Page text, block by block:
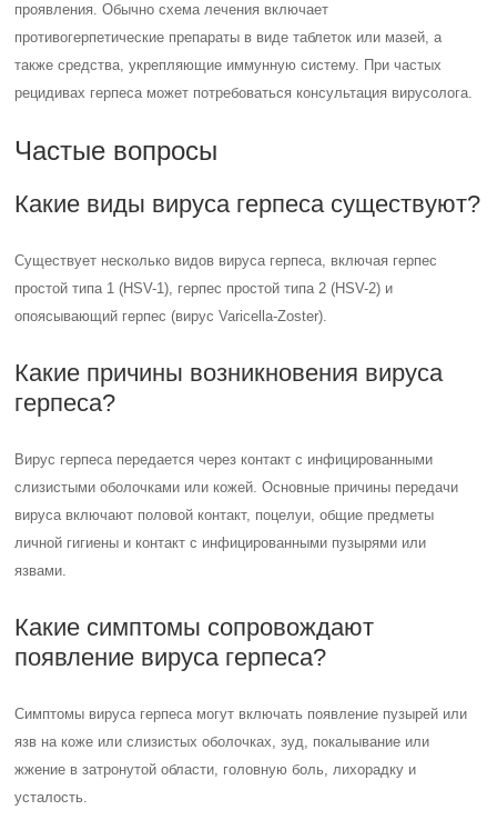
проявления. Обычно схема лечения включает
противогерпетические препараты в виде таблеток или мазей, а
также средства, укрепляющие иммунную систему. При частых
рецидивах герпеса может потребоваться консультация вирусолога.
Частые вопросы
Какие виды вируса герпеса существуют?
Существует несколько видов вируса герпеса, включая герпес
простой типа 1 (HSV-1), герпес простой типа 2 (HSV-2) и
опоясывающий герпес (вирус Varicella-Zoster).
Какие причины возникновения вируса
герпеса?
Вирус герпеса передается через контакт с инфицированными
слизистыми оболочками или кожей. Основные причины передачи
вируса включают половой контакт, поцелуи, общие предметы
личной гигиены и контакт с инфицированными пузырями или
язвами.
Какие симптомы сопровождают
появление вируса герпеса?
Симптомы вируса герпеса могут включать появление пузырей или
язв на коже или слизистых оболочках, зуд, покалывание или
жжение в затронутой области, головную боль, лихорадку и
усталость.